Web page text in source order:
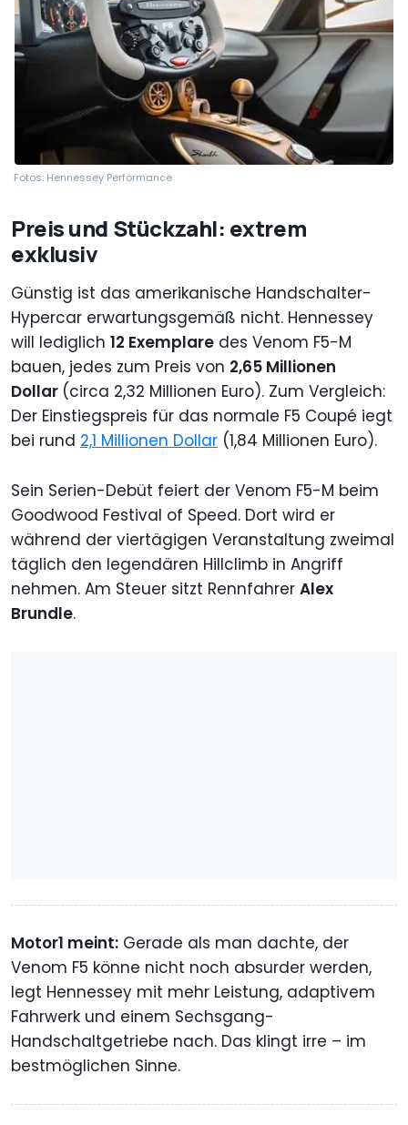
Fotos: Hennessey Performance
Preis und Stückzahl: extrem
exklusiv
Günstig ist das amerikanische Handschalter-
Hypercar erwartungsgemäß nicht. Hennessey
will lediglich 12 Exemplare des Venom F5-M
bauen, jedes zum Preis von 2,65 Millionen
Dollar (circa 2,32 Millionen Euro). Zum Vergleich:
Der Einstiegspreis für das normale F5 Coupé iegt
bei rund 2,1 Millionen Dollar (1,84 Millionen Euro).
Sein Serien-Debüt feiert der Venom F5-M beim
Goodwood Festival of Speed. Dort wird er
während der viertägigen Veranstaltung zweimal
täglich den legendären Hillclimb in Angriff
nehmen. Am Steuer sitzt Rennfahrer Alex
Brundle.
Motor1 meint: Gerade als man dachte, der
Venom F5 könne nicht noch absurder werden,
legt Hennessey mit mehr Leistung, adaptivem
Fahrwerk und einem Sechsgang-
Handschaltgetriebe nach. Das klingt irre – im
bestmöglichen Sinne.